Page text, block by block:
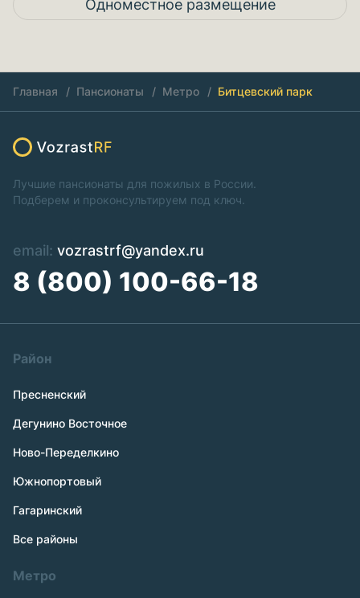
Одноместное размещение
Главная Пансионаты Метро Битцевский парк
Лучшие пансионаты для пожилых в России.
Подберем и проконсультируем под ключ.
email: vozrastrf@yandex.ru
8 (800) 100-66-18
Район
Пресненский
Дегунино Восточное
Ново-Переделкино
Южнопортовый
Гагаринский
Все районы
Метро